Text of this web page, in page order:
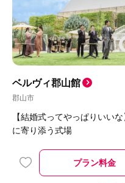
ベルヴィ郡山館
郡山市
【結婚式ってやっぱりいい
に寄り添う式場
プラン料金